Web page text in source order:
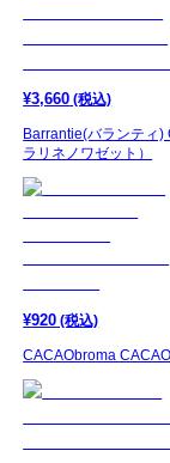
¥3,660 (税込)
Barrantie(バランティ
ラリネノワゼット）
¥920 (税込)
CACAObroma